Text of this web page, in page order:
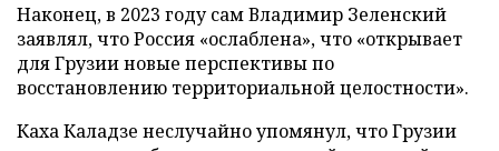
Наконец, в 2023 году сам Владимир Зеленский
заявлял, что Россия «ослаблена», что «открывает
для Грузии новые перспективы по
восстановлению территориальной целостности».
Каха Каладзе неслучайно упомянул, что Грузии